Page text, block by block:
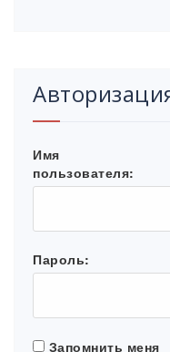
Имя
пользователя:
Пароль:
Запомнить меня